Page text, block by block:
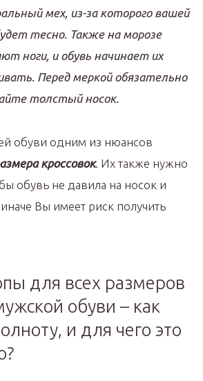
мех, из-за которого вашей
тесно. Также на морозе
ноги, и обувь начинает их
Перед меркой обязательно
толстый носок.
обуви одним из нюансов
кроссовок. Их также нужно
обувь не давила на носок и
Вы имеет риск получить
для всех размеров
обуви – как
и для чего это